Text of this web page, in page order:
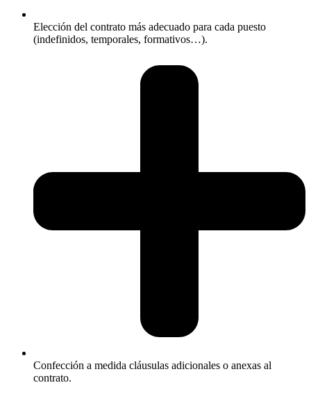
Elección del contrato más adecuado para cada puesto
(indefinidos, temporales, formativos…).
Confección a medida cláusulas adicionales o anexas al
contrato.